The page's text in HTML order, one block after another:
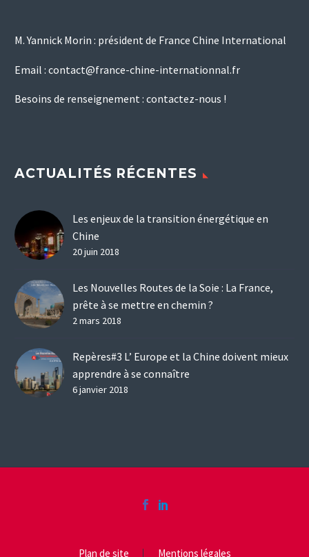
M. Yannick Morin : président de France Chine International
Email : contact@france-chine-internationnal.fr
Besoins de renseignement : contactez-nous !
ACTUALITÉS RÉCENTES
Les enjeux de la transition énergétique en
Chine
20 juin 2018
Les Nouvelles Routes de la Soie : La France,
prête à se mettre en chemin ?
2 mars 2018
Repères#3 L’ Europe et la Chine doivent mieux
apprendre à se connaître
6 janvier 2018
Plan de site Mentions légales